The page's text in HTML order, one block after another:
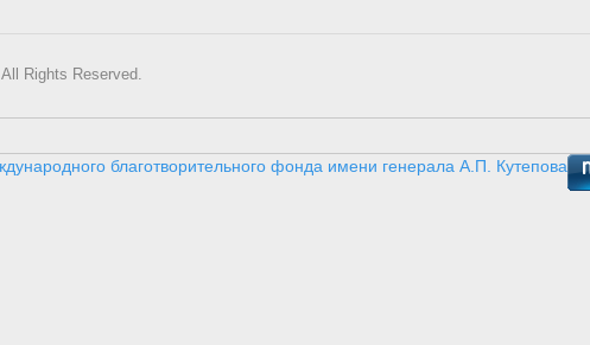
All Rights Reserved.